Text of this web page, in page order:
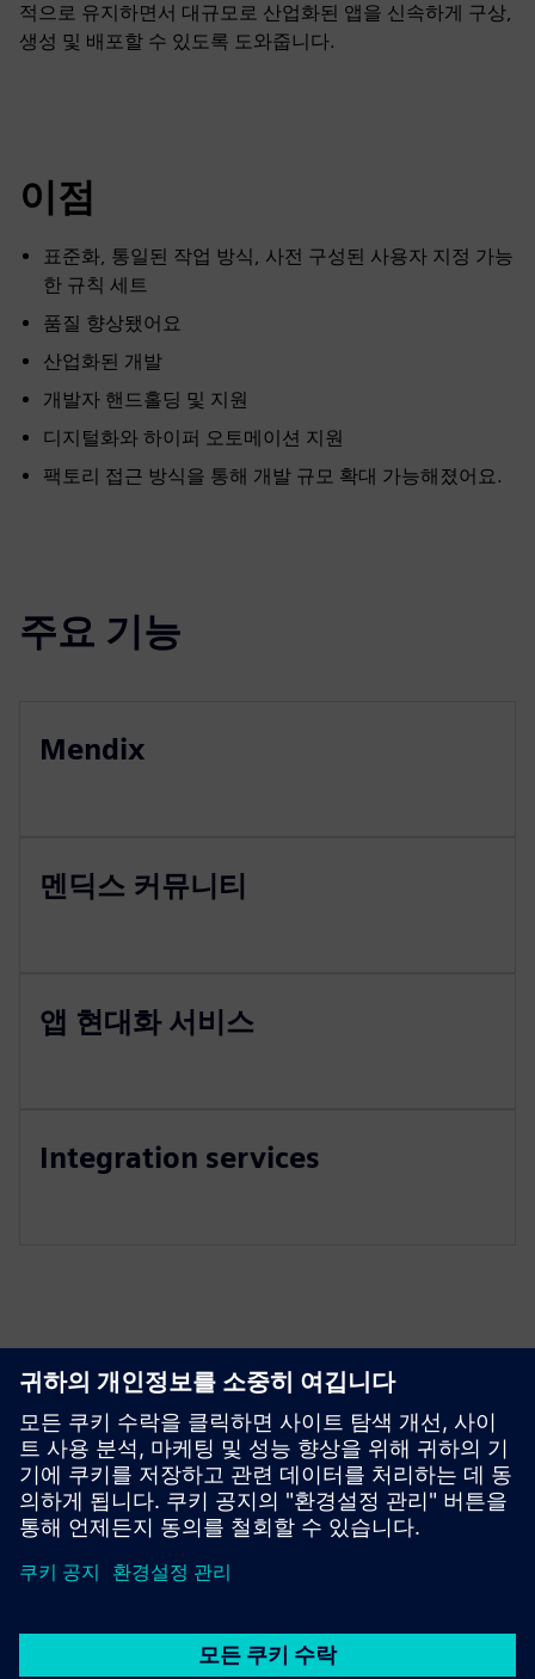
적으로 유지하면서 대규모로 산업화된 앱을 신속하게 구상,
생성 및 배포할 수 있도록 도와줍니다.
이점
표준화, 통일된 작업 방식, 사전 구성된 사용자 지정 가능
한 규칙 세트
품질 향상됐어요
산업화된 개발
개발자 핸드홀딩 및 지원
디지털화와 하이퍼 오토메이션 지원
팩토리 접근 방식을 통해 개발 규모 확대 가능해졌어요.
주요 기능
Mendix
멘딕스 커뮤니티
앱 현대화 서비스
Integration services
리소스 및 관련 제품 살펴보기
선행 조건